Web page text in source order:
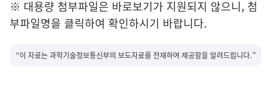
※ 대용량 첨부파일은 바로보기가 지원되지 않으니, 첨
부파일명을 클릭하여 확인하시기 바랍니다.
“이 자료는 과학기술정보통신부의 보도자료를 전재하여 제공함을 알려드립니다.”